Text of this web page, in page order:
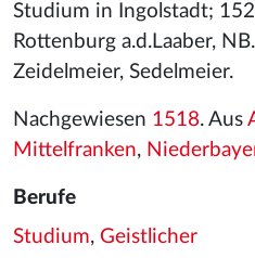
Studium in Ingolstadt;
Rottenburg a.d.Laaber,
Zeidelmeier, Sedelmeier.
Nachgewiesen 1518. Aus
Mittelfranken,
Berufe
Studium, Geistlicher